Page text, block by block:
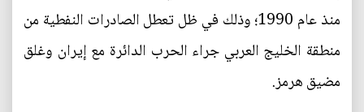
منذ عام 1990؛ وذلك في ظل تعطل الصادرات النفطية من
منطقة الخليج العربي جراء الحرب الدائرة مع إيران وغلق
مضيق هرمز.